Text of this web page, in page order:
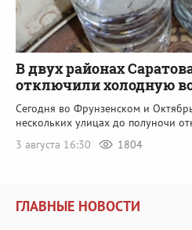
В двух районах
отключили холодную
Сегодня во Фрунзенском и
нескольких улицах до полуночи
3 августа 16:30
1804
ГЛАВНЫЕ НОВОСТИ